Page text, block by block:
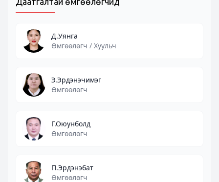
Д.Уянга
Өмгөөлөгч / Хуульч
Э.Эрдэнэчимэг
Өмгөөлөгч
Г.Оюунболд
Өмгөөлөгч
П.Эрдэнэбат
Өмгөөлөгч